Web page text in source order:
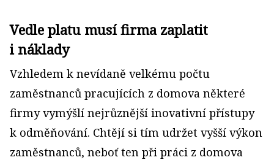
Vedle platu musí firma zaplatit
i náklady
Vzhledem k nevídaně velkému počtu
zaměstnanců pracujících z domova některé
firmy vymýšlí nejrůznější inovativní přístupy
k odměňování. Chtějí si tím udržet vyšší výkon
zaměstnanců, neboť ten při práci z domova